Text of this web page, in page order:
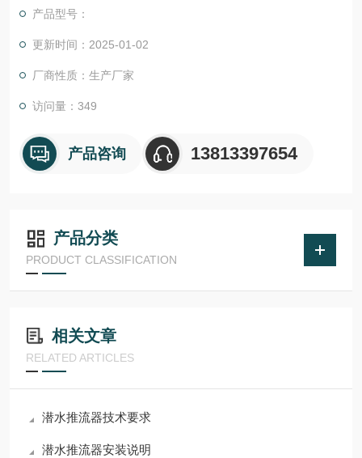
产品型号：
更新时间：2025-01-02
厂商性质：生产厂家
访问量：349
产品咨询 13813397654
产品分类
PRODUCT CLASSIFICATION
相关文章
RELATED ARTICLES
潜水推流器技术要求
潜水推流器安装说明